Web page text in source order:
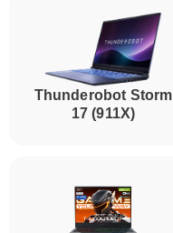
Thunderobot Storm
17 (911X)